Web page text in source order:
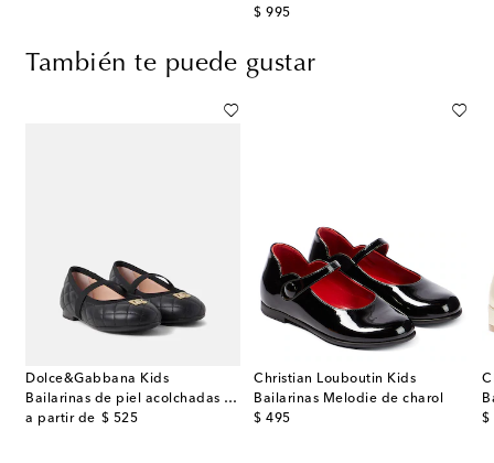
$ 995
original price
También te puede gustar
Dolce&Gabbana Kids
Bailarinas de piel acolchadas con DG
a partir de $ 525
original price
Christian Louboutin Kids
Bailarinas Melodie de charol
$ 495
original price $